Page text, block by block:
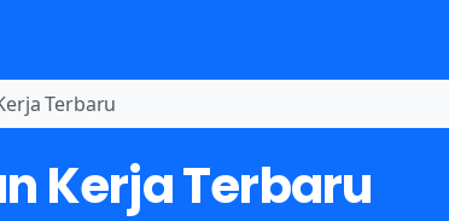
Terbaru
Kerja Terbaru